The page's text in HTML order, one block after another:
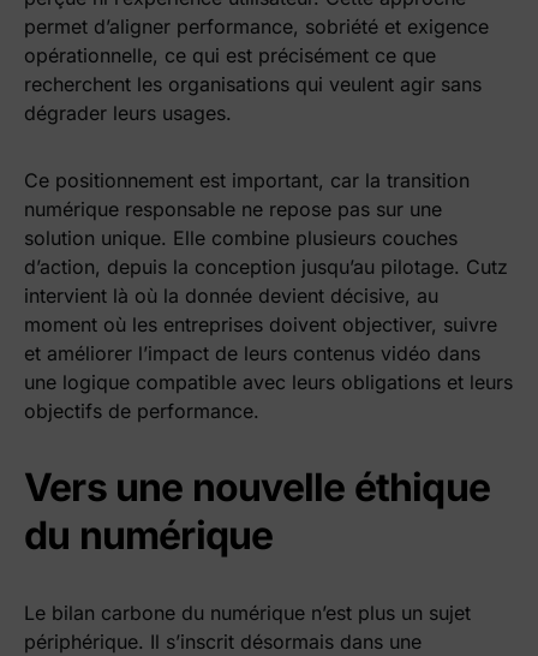
permet d’aligner performance, sobriété et exigence
opérationnelle, ce qui est précisément ce que
recherchent les organisations qui veulent agir sans
dégrader leurs usages.
Ce positionnement est important, car la transition
numérique responsable ne repose pas sur une
solution unique. Elle combine plusieurs couches
d’action, depuis la conception jusqu’au pilotage. Cutz
intervient là où la donnée devient décisive, au
moment où les entreprises doivent objectiver, suivre
et améliorer l’impact de leurs contenus vidéo dans
une logique compatible avec leurs obligations et leurs
objectifs de performance.
Vers une nouvelle éthique
du numérique
Le bilan carbone du numérique n’est plus un sujet
périphérique. Il s’inscrit désormais dans une